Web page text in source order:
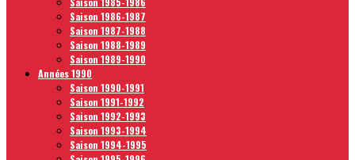
Saison 1986-1987
Saison 1987-1988
Saison 1988-1989
Saison 1989-1990
Années 1990
Saison 1990-1991
Saison 1991-1992
Saison 1992-1993
Saison 1993-1994
Saison 1994-1995